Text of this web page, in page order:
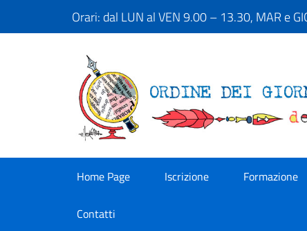
Orari: dal LUN al VEN 9.00 – 13.30, MAR e
Home Page Iscrizione Formazione
Contatti